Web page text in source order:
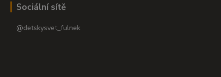
Sociální sítě
@detskysvet_fulnek